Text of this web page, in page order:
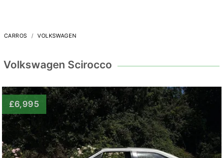
CARROS VOLKSWAGEN
Volkswagen Scirocco
£6,995